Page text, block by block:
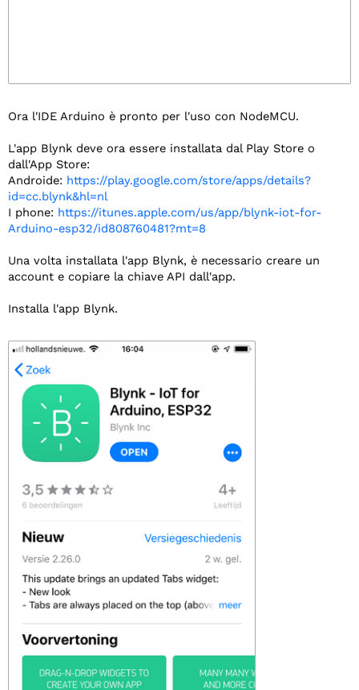
Ora l'IDE Arduino è pronto per l'uso con NodeMCU.
L'app Blynk deve ora essere installata dal Play Store o
dall'App Store:
Androide: https://play.google.com/store/apps/details?
id=cc.blynk&hl=nl
I phone: https://itunes.apple.com/us/app/blynk-iot-for-
Arduino-esp32/id808760481?mt=8
Una volta installata l'app Blynk, è necessario creare un
account e copiare la chiave API dall'app.
Installa l'app Blynk.